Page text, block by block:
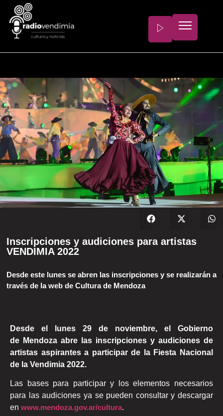
Inscripciones y audiciones para artistas
VENDIMIA 2022
Desde este lunes se abren las inscripciones y se realizarán a
través de la web de Cultura de Mendoza
Desde el lunes 29 de noviembre, el Gobierno
de Mendoza abre las inscripciones y audiciones de
artistas aspirantes a participar de la Fiesta Nacional
de la Vendimia 2022.
Las bases para participar y los elementos necesarios
para las audiciones ya se pueden consultar y descargar
en www.mendoza.gov.ar/cultura.